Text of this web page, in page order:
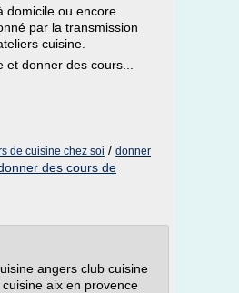
domicile ou encore
par la transmission
cuisine.
donner des cours...
de cuisine chez soi / donner
des cours de
angers club cuisine
aix en provence